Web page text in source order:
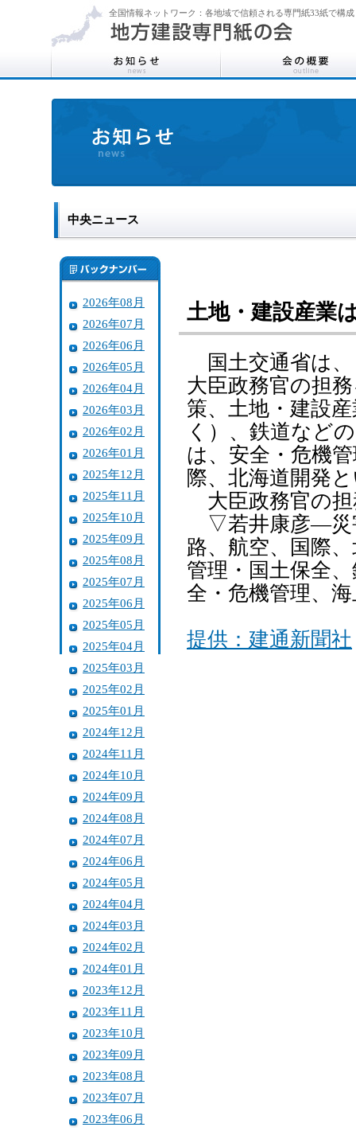
全国情報ネットワーク：各地域で信頼される専門紙33紙で構成
中央ニュース
2026年08月
2026年07月
2026年06月
2026年05月
2026年04月
2026年03月
2026年02月
2026年01月
2025年12月
2025年11月
2025年10月
2025年09月
2025年08月
2025年07月
2025年06月
2025年05月
2025年04月
2025年03月
2025年02月
2025年01月
2024年12月
2024年11月
2024年10月
2024年09月
2024年08月
2024年07月
2024年06月
2024年05月
2024年04月
2024年03月
2024年02月
2024年01月
2023年12月
2023年11月
2023年10月
2023年09月
2023年08月
2023年07月
2023年06月
土地・建設産業
国土交通省は、
大臣政務官の担
策、土地・建設
く）、鉄道など
は、安全・危機
際、北海道開発
大臣政務官の担
▽若井康彦―災
路、航空、国際
管理・国土保全
全・危機管理、
提供：建通新聞社